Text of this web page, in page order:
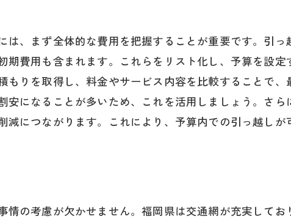
処分とリサイクル方法
イアウトを考慮した家具配置
後にすぐ使うものの開封手順
手間を減らすための収納技
で快適に過ごすための引っ越し後のチェックリスト
のコミュニケーションとルール確認
、まず全体的な費用を把握することが重要です。引
費用も含まれます。これらをリスト化し、予算を設
りを取得し、料金やサービス内容を比較することで、
安になることが多いため、これを活用しましょう。さ
減につながります。これにより、予算内での引っ越し
の考慮が欠かせません。福岡県は交通網が充実してお